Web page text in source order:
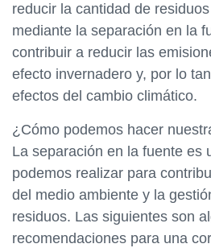
reducir la cantidad de
mediante la separación en la
contribuir a reducir las
efecto invernadero y, por lo
efectos del cambio climático.
¿Cómo podemos hacer
La separación en la fuente es
podemos realizar para
del medio ambiente y la
residuos. Las siguientes son
recomendaciones para una